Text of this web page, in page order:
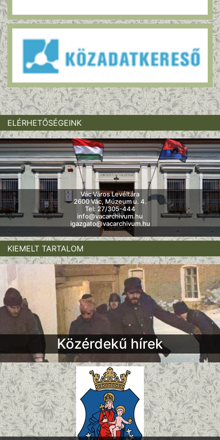
ELÉRHETŐSÉGEINK
Vác Város Levéltára
2600 Vác, Múzeum u. 4.
Tel: 27/305-444
info@vacarchivum.hu
igazgato@vacarchivum.hu
KIEMELT TARTALOM
Közérdekű hírek